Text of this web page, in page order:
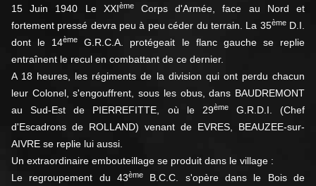
15 Juin 1940 Le XXIèmeCorps d'Armée, face au Nord et
fortement pressé devra peu à peu céder du terrain. La 35èmeD.I.
dont le 14ème
G.R.C.A. protégeait le flanc gauche se replie
entraînent le recul en combattant de ce dernier.
A 18 heures, les régiments de la division qui ont perdu chacun
leur Colonel, s'engouffrent, sous les obus, dans BAUDREMONT
au Sud-Est de PIERREFITTE, où le 29èmeG.R.D.I. (Chef
d'Escadrons de ROLLAND) venant de EVRES, BEAUZEE-sur-
AIVRE se replie lui aussi.
Un extraordinaire embouteillage se produit dans le village :
Le regroupement du 43ème
B.C.C. s'opère dans le Bois de